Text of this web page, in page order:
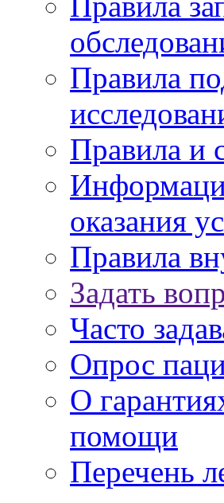
Правила
Правила и
оказания
Правила
Задать
Часто
Опрос
О
помощи
Перечень